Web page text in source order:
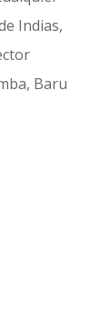
Indias,
Baru